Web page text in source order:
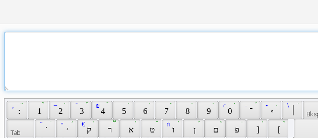
׃
֮ ;
1
֩
2
֙ ̶
3
֒ ̊
4
֯ ₪
5
ֺ
6
ֹ
7
ֿ
8
ׂ
9
ׁ
0
֝ ◌ ֠ -
◦
ּ • ֨ \
̇
̈ ֬
ק
֫ € ֟ ֓ ֞ ֜ װ ֡ ֕ ֔
]
֗
[
֘